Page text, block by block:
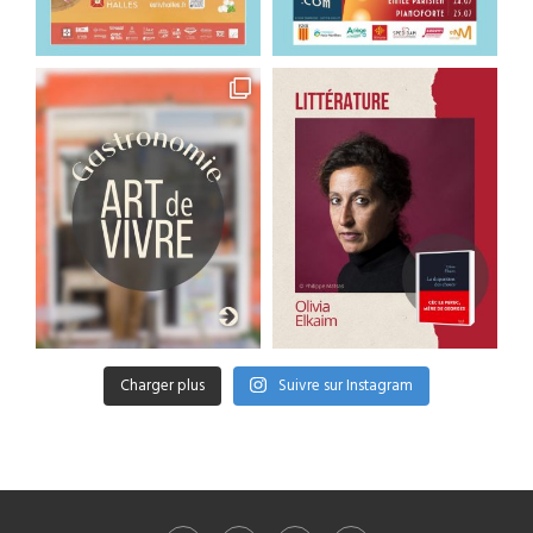
Charger plus Suivre sur Instagram